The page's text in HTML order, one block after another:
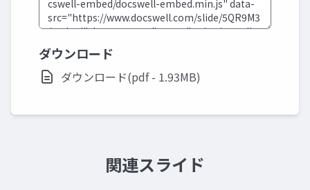
ダウンロード
ダウンロード(pdf - 1.93MB)
関連スライド